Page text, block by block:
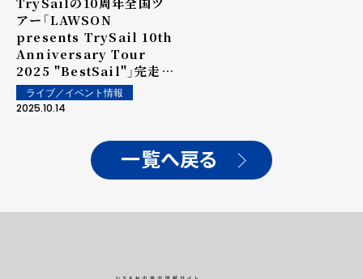
アー「LAWSON
presents TrySail 10th
Anniversary Tour
2025 "BestSail"」完走！
パシフィコ横浜で開催され
た追加公演の公式ライブレ
ライブ／イベント情報
2025.10.14
一覧へ戻る